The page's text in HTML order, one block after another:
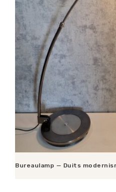
Bureaulamp — Duits